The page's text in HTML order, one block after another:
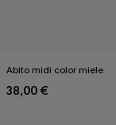
Abito midi color miele
38,00 €